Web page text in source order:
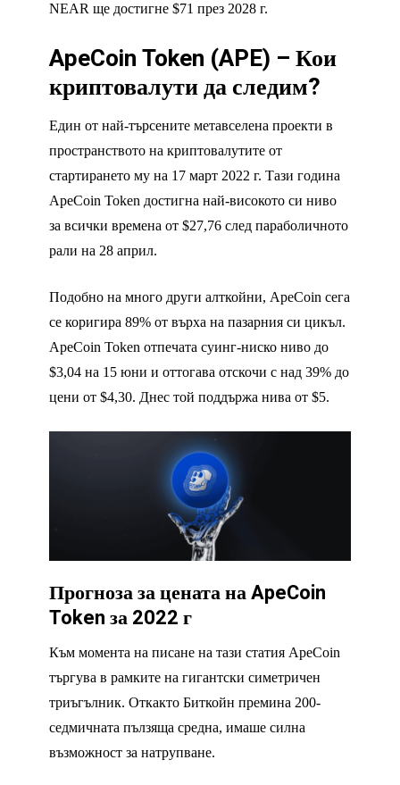
NEAR ще достигне $71 през 2028 г.
ApeCoin Token (APE) – Кои
криптовалути да следим?
Един от най-търсените метавселена проекти в
пространството на криптовалутите от
стартирането му на 17 март 2022 г. Тази година
ApeCoin Token достигна най-високото си ниво
за всички времена от $27,76 след параболичното
рали на 28 април.
Подобно на много други алткойни, ApeCoin сега
се коригира 89% от върха на пазарния си цикъл.
ApeCoin Token отпечата суинг-ниско ниво до
$3,04 на 15 юни и оттогава отскочи с над 39% до
цени от $4,30. Днес той поддържа нива от $5.
Прогноза за цената на ApeCoin
Token за 2022 г
Към момента на писане на тази статия ApeCoin
търгува в рамките на гигантски симетричен
триъгълник. Откакто Биткойн премина 200-
седмичната пълзяща средна, имаше силна
възможност за натрупване.